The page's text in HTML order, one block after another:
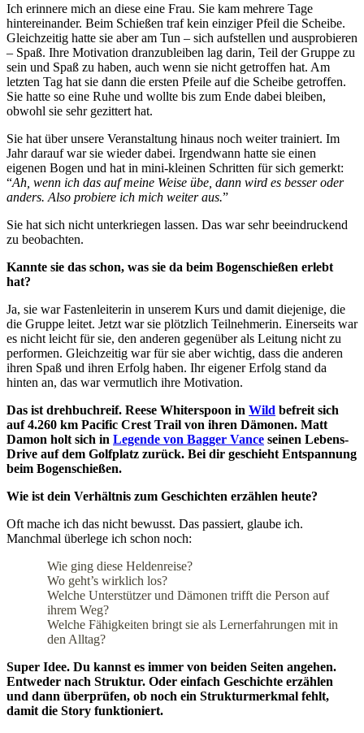
Ich erinnere mich an diese eine Frau. Sie kam mehrere Tage
hintereinander. Beim Schießen traf kein einziger Pfeil die Scheibe.
Gleichzeitig hatte sie aber am Tun – sich aufstellen und ausprobieren
– Spaß. Ihre Motivation dranzubleiben lag darin, Teil der Gruppe zu
sein und Spaß zu haben, auch wenn sie nicht getroffen hat. Am
letzten Tag hat sie dann die ersten Pfeile auf die Scheibe getroffen.
Sie hatte so eine Ruhe und wollte bis zum Ende dabei bleiben,
obwohl sie sehr gezittert hat.
Sie hat über unsere Veranstaltung hinaus noch weiter trainiert. Im
Jahr darauf war sie wieder dabei. Irgendwann hatte sie einen
eigenen Bogen und hat in mini-kleinen Schritten für sich gemerkt:
“Ah, wenn ich das auf meine Weise übe, dann wird es besser oder
anders. Also probiere ich mich weiter aus.”
Sie hat sich nicht unterkriegen lassen. Das war sehr beeindruckend
zu beobachten.
Kannte sie das schon, was sie da beim Bogenschießen erlebt
hat?
Ja, sie war Fastenleiterin in unserem Kurs und damit diejenige, die
die Gruppe leitet. Jetzt war sie plötzlich Teilnehmerin. Einerseits war
es nicht leicht für sie, den anderen gegenüber als Leitung nicht zu
performen. Gleichzeitig war für sie aber wichtig, dass die anderen
ihren Spaß und ihren Erfolg haben. Ihr eigener Erfolg stand da
hinten an, das war vermutlich ihre Motivation.
Das ist drehbuchreif. Reese Whiterspoon in Wild befreit sich
auf 4.260 km Pacific Crest Trail von ihren Dämonen. Matt
Damon holt sich in Legende von Bagger Vance seinen Lebens-
Drive auf dem Golfplatz zurück. Bei dir geschieht Entspannung
beim Bogenschießen.
Wie ist dein Verhältnis zum Geschichten erzählen heute?
Oft mache ich das nicht bewusst. Das passiert, glaube ich.
Manchmal überlege ich schon noch:
Wie ging diese Heldenreise?
Wo geht’s wirklich los?
Welche Unterstützer und Dämonen trifft die Person auf
ihrem Weg?
Welche Fähigkeiten bringt sie als Lernerfahrungen mit in
den Alltag?
Super Idee. Du kannst es immer von beiden Seiten angehen.
Entweder nach Struktur. Oder einfach Geschichte erzählen
und dann überprüfen, ob noch ein Strukturmerkmal fehlt,
damit die Story funktioniert.